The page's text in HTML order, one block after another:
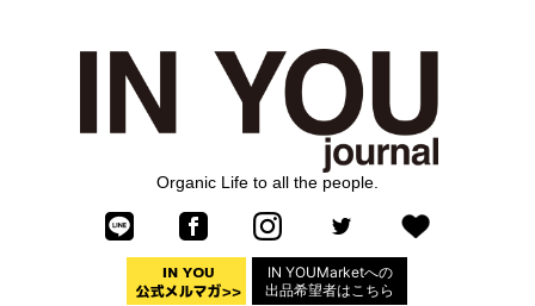
Organic Life to all the people.
IN YOUMarketへの
出品希望者はこちら